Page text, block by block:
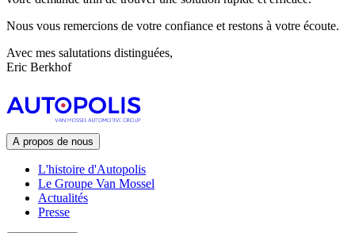
Nous vous remercions de votre confiance et restons à votre écoute.
Avec mes salutations distinguées,
Eric Berkhof
A propos de nous
L'histoire d'Autopolis
Le Groupe Van Mossel
Actualités
Presse